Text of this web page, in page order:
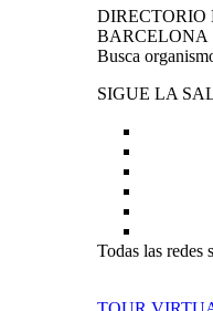
DIRECTORIO
BARCELONA
Busca
SIGUE LA
Todas las redes